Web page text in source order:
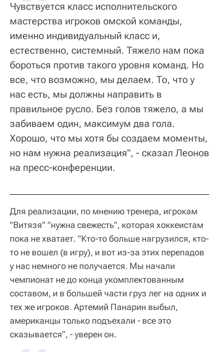
Чувствуется класс исполнительского
мастерства игроков омской команды,
именно индивидуальный класс и,
естественно, системный. Тяжело нам пока
бороться против такого уровня команд. Но
все, что возможно, мы делаем. То, что у
нас есть, мы должны направить в
правильное русло. Без голов тяжело, а мы
забиваем один, максимум два гола.
Хорошо, что мы хотя бы создаем моменты,
но нам нужна реализация", - сказал Леонов
на пресс-конференции.
Для реализации, по мнению тренера, игрокам
"Витязя" "нужна свежесть", которая хоккеистам
пока не хватает. "Кто-то больше нагрузился, кто-
то не вошел (в игру), и вот из-за этих перепадов
у нас немного не получается. Мы начали
чемпионат не до конца укомплектованным
составом, и в большей части груз лег на одних и
тех же игроков. Артемий Панарин выбыл,
американцы только подъехали - все это
сказывается", - уверен он.